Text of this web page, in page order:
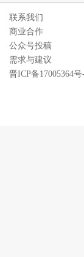
联系我们
商业合作
公众号投稿
需求与建议
晋ICP备17005364号